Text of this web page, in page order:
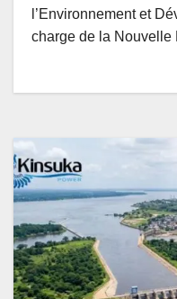
l’Environnement et
charge de la